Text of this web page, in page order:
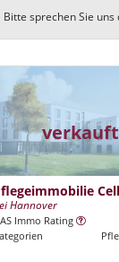
Bitte sprechen Sie uns
Hannover
Immo Rating